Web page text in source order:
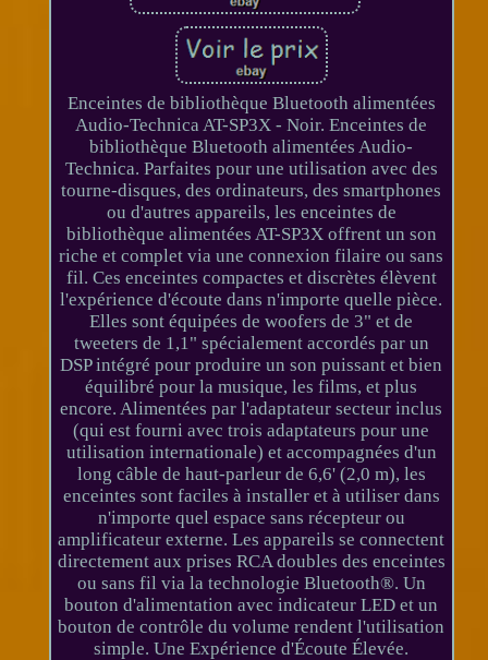
Enceintes de bibliothèque Bluetooth alimentées
Audio-Technica AT-SP3X - Noir. Enceintes de
bibliothèque Bluetooth alimentées Audio-
Technica. Parfaites pour une utilisation avec des
tourne-disques, des ordinateurs, des smartphones
ou d'autres appareils, les enceintes de
bibliothèque alimentées AT-SP3X offrent un son
riche et complet via une connexion filaire ou sans
fil. Ces enceintes compactes et discrètes élèvent
l'expérience d'écoute dans n'importe quelle pièce.
Elles sont équipées de woofers de 3" et de
tweeters de 1,1" spécialement accordés par un
DSP intégré pour produire un son puissant et bien
équilibré pour la musique, les films, et plus
encore. Alimentées par l'adaptateur secteur inclus
(qui est fourni avec trois adaptateurs pour une
utilisation internationale) et accompagnées d'un
long câble de haut-parleur de 6,6' (2,0 m), les
enceintes sont faciles à installer et à utiliser dans
n'importe quel espace sans récepteur ou
amplificateur externe. Les appareils se connectent
directement aux prises RCA doubles des enceintes
ou sans fil via la technologie Bluetooth®. Un
bouton d'alimentation avec indicateur LED et un
bouton de contrôle du volume rendent l'utilisation
simple. Une Expérience d'Écoute Élevée.